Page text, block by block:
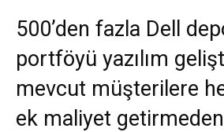
500’den fazla Dell
portföyü yazılım
mevcut müşterilere
ek maliyet